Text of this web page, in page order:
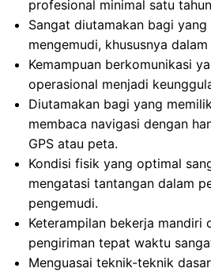
profesional minimal satu
Sangat diutamakan bagi
mengemudi, khususnya
Kemampuan berkomunikasi
operasional menjadi
Diutamakan bagi yang
membaca navigasi dengan
GPS atau peta.
Kondisi fisik yang optimal
mengatasi tantangan dalam
pengemudi.
Keterampilan bekerja mandiri
pengiriman tepat waktu
Menguasai teknik-teknik